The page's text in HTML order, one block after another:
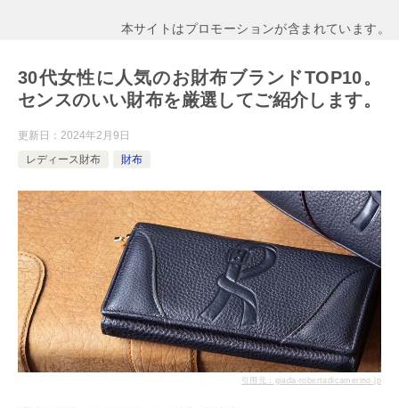
本サイトはプロモーションが含まれています。
30代女性に人気のお財布ブランドTOP10。
センスのいい財布を厳選してご紹介します。
更新日： 2024年2月9日
レディース財布
財布
引用元：giada-robertadicamerino.jp